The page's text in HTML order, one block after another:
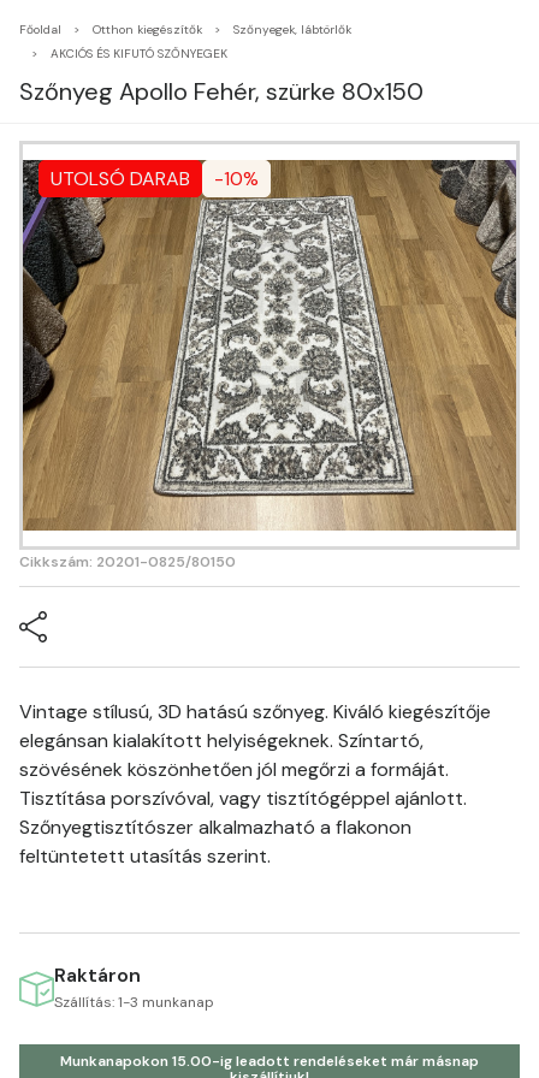
Főoldal Otthon kiegészítők
Szőnyegek, lábtörlők
AKCIÓS ÉS KIFUTÓ SZŐNYEGEK
Szőnyeg Apollo Fehér, szürke 80x150
UTOLSÓ DARAB -10%
Cikkszám: 20201-0825/80150
Vintage stílusú, 3D hatású szőnyeg. Kiváló kiegészítője
elegánsan kialakított helyiségeknek. Színtartó,
szövésének köszönhetően jól megőrzi a formáját.
Tisztítása porszívóval, vagy tisztítógéppel ajánlott.
Szőnyegtisztítószer alkalmazható a flakonon
feltüntetett utasítás szerint.
Raktáron
Szállítás: 1-3 munkanap
Munkanapokon 15.00-ig leadott rendeléseket már másnap